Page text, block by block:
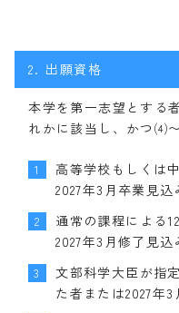
2. 出願資格
本学を第一志望とする
れかに該当し、かつ⑷
1
高等学校もしくは
2027年3月卒業見込
2
通常の課程による
2027年3月修了見込
3
文部科学大臣が指
た者または2027年3